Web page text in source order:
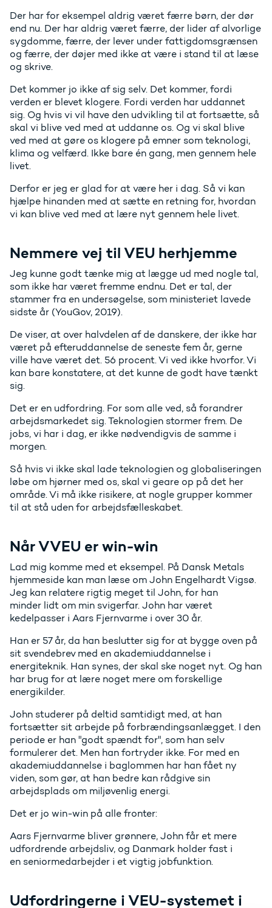
Der har for eksempel aldrig været færre børn, der dør
end nu. Der har aldrig været færre, der lider af alvorlige
sygdomme, færre, der lever under fattigdomsgrænsen
og færre, der døjer med ikke at være i stand til at læse
og skrive.
Det kommer jo ikke af sig selv. Det kommer, fordi
verden er blevet klogere. Fordi verden har uddannet
sig. Og hvis vi vil have den udvikling til at fortsætte, så
skal vi blive ved med at uddanne os. Og vi skal blive
ved med at gøre os klogere på emner som teknologi,
klima og velfærd. Ikke bare én gang, men gennem hele
livet.
Derfor er jeg er glad for at være her i dag. Så vi kan
hjælpe hinanden med at sætte en retning for, hvordan
vi kan blive ved med at lære nyt gennem hele livet.
Nemmere vej til VEU herhjemme
Jeg kunne godt tænke mig at lægge ud med nogle tal,
som ikke har været fremme endnu. Det er tal, der
stammer fra en undersøgelse, som ministeriet lavede
sidste år (YouGov, 2019).
De viser, at over halvdelen af de danskere, der ikke har
været på efteruddannelse de seneste fem år, gerne
ville have været det. 56 procent. Vi ved ikke hvorfor. Vi
kan bare konstatere, at det kunne de godt have tænkt
sig.
Det er en udfordring. For som alle ved, så forandrer
arbejdsmarkedet sig. Teknologien stormer frem. De
jobs, vi har i dag, er ikke nødvendigvis de samme i
morgen.
Så hvis vi ikke skal lade teknologien og globaliseringen
løbe om hjørner med os, skal vi geare op på det her
område. Vi må ikke risikere, at nogle grupper kommer
til at stå uden for arbejdsfælleskabet.
Når VVEU er win-win
Lad mig komme med et eksempel. På Dansk Metals
hjemmeside kan man læse om John Engelhardt Vigsø.
Jeg kan relatere rigtig meget til John, for han
minder lidt om min svigerfar. John har været
kedelpasser i Aars Fjernvarme i over 30 år.
Han er 57 år, da han beslutter sig for at bygge oven på
sit svendebrev med en akademiuddannelse i
energiteknik. Han synes, der skal ske noget nyt. Og han
har brug for at lære noget mere om forskellige
energikilder.
John studerer på deltid samtidigt med, at han
fortsætter sit arbejde på forbrændingsanlægget. I den
periode er han "godt spændt for", som han selv
formulerer det. Men han fortryder ikke. For med en
akademiuddannelse i baglommen har han fået ny
viden, som gør, at han bedre kan rådgive sin
arbejdsplads om miljøvenlig energi.
Det er jo win-win på alle fronter:
Aars Fjernvarme bliver grønnere, John får et mere
udfordrende arbejdsliv, og Danmark holder fast i
en seniormedarbejder i et vigtig jobfunktion.
Udfordringerne i VEU-systemet i